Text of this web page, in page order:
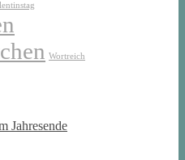
Wortreich
Jahresende